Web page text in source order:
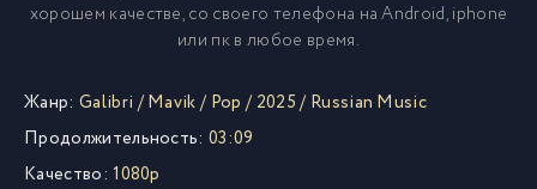
хорошем качестве, со своего телефона на Android, iphone
или пк в любое время.
Жанр: Galibri /Mavik/ Pop / 2025/ Russian Music
Продолжительность: 03:09
Качество: 1080p